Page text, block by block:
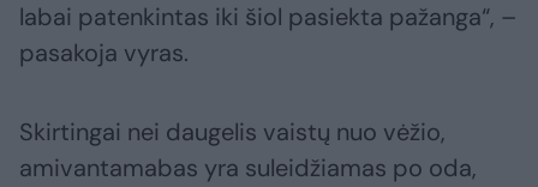
labai patenkintas iki šiol pasiekta pažanga“, –
pasakoja vyras.
Skirtingai nei daugelis vaistų nuo vėžio,
amivantamabas yra suleidžiamas po oda,